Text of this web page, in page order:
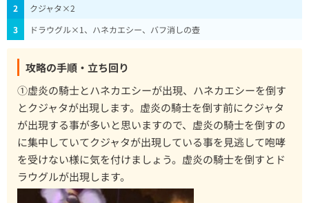
2
クジャタ×2
3
ドラウグル×1、ハネカエシー、バフ消しの壺
攻略の手順・立ち回り
①虚炎の騎士とハネカエシーが出現、ハネカエシーを倒す
とクジャタが出現します。虚炎の騎士を倒す前にクジャタ
が出現する事が多いと思いますので、虚炎の騎士を倒すの
に集中していてクジャタが出現している事を見逃して咆哮
を受けない様に気を付けましょう。虚炎の騎士を倒すとド
ラウグルが出現します。